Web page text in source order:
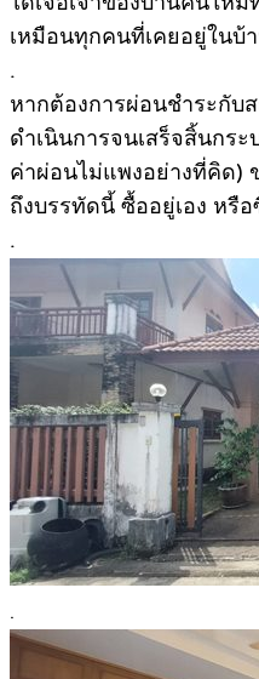
เหมือนทุกคนที่เคยอยู่ในบ้
.
หากต้องการผ่อนชำระกับ
ดำเนินการจนเสร็จสิ้นกร
ค่าผ่อนไม่แพงอย่างที่คิด)
ถึงบรรทัดนี้ ซื้ออยู่เอง หรื
.
.